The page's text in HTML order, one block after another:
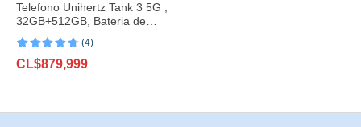
Telefono Unihertz Tank 3 5G ,
32GB+512GB, Bateria de
23800mAh, 200MP
con4.75de
5 en base
(4)
CL$879,999